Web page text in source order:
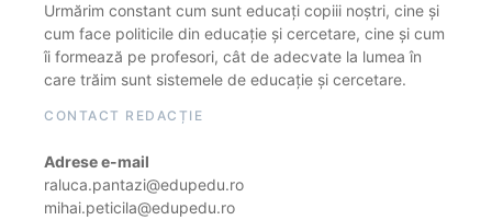
Urmărim constant cum sunt educați copiii noștri, cine și
cum face politicile din educație și cercetare, cine și cum
îi formează pe profesori, cât de adecvate la lumea în
care trăim sunt sistemele de educație și cercetare.
CONTACT REDACȚIE
Adrese e-mail
raluca.pantazi@edupedu.ro
mihai.peticila@edupedu.ro